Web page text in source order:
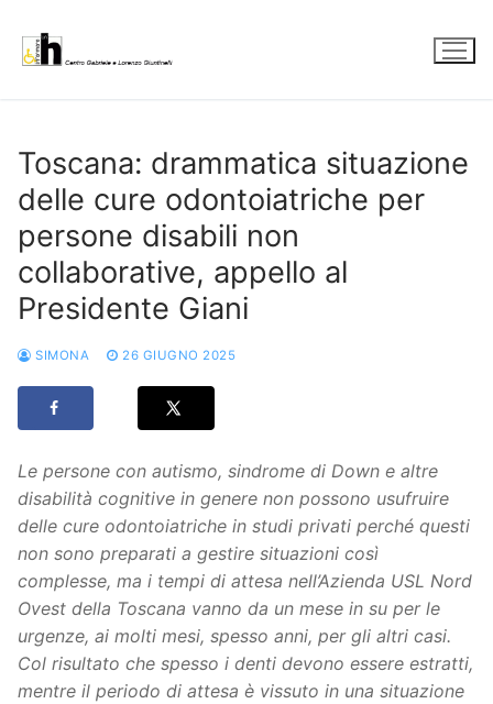
contenuto
Toscana: drammatica situazione
delle cure odontoiatriche per
persone disabili non
collaborative, appello al
Presidente Giani
SIMONA 26 GIUGNO 2025
Le persone con autismo, sindrome di Down e altre
disabilità cognitive in genere non possono usufruire
delle cure odontoiatriche in studi privati perché questi
non sono preparati a gestire situazioni così
complesse, ma i tempi di attesa nell’Azienda USL Nord
Ovest della Toscana vanno da un mese in su per le
urgenze, ai molti mesi, spesso anni, per gli altri casi.
Col risultato che spesso i denti devono essere estratti,
mentre il periodo di attesa è vissuto in una situazione